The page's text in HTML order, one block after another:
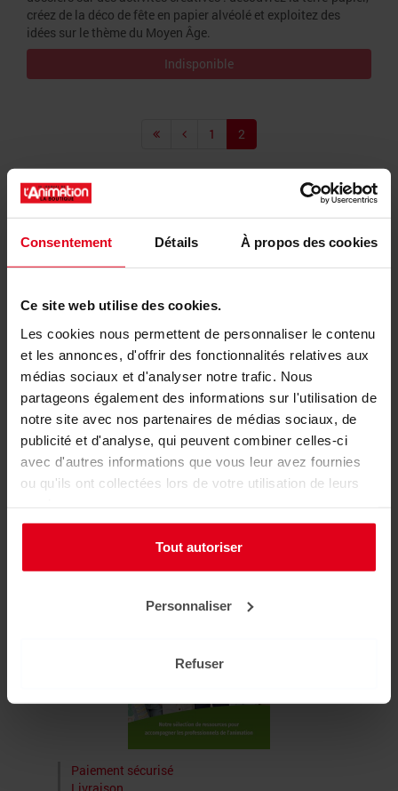
Consentement Détails À propos des cookies
Ce site web utilise des cookies.
Les cookies nous permettent de personnaliser le contenu
et les annonces, d'offrir des fonctionnalités relatives aux
médias sociaux et d'analyser notre trafic. Nous
partageons également des informations sur l'utilisation de
notre site avec nos partenaires de médias sociaux, de
publicité et d'analyse, qui peuvent combiner celles-ci
avec d'autres informations que vous leur avez fournies
ou qu'ils ont collectées lors de votre utilisation de leurs
Tout autoriser
Personnaliser
Refuser
créez de la déco de fête en papier alvéolé et exploitez des
idées sur le thème du Moyen Âge.
Indisponible
1 2
📩 La newsletter de l'animation
Recevez les actus du secteur, les fiches pratiques, les
dossiers... au même endroit !
Mon compte
Se connecter
Liens utiles
Paiement sécurisé